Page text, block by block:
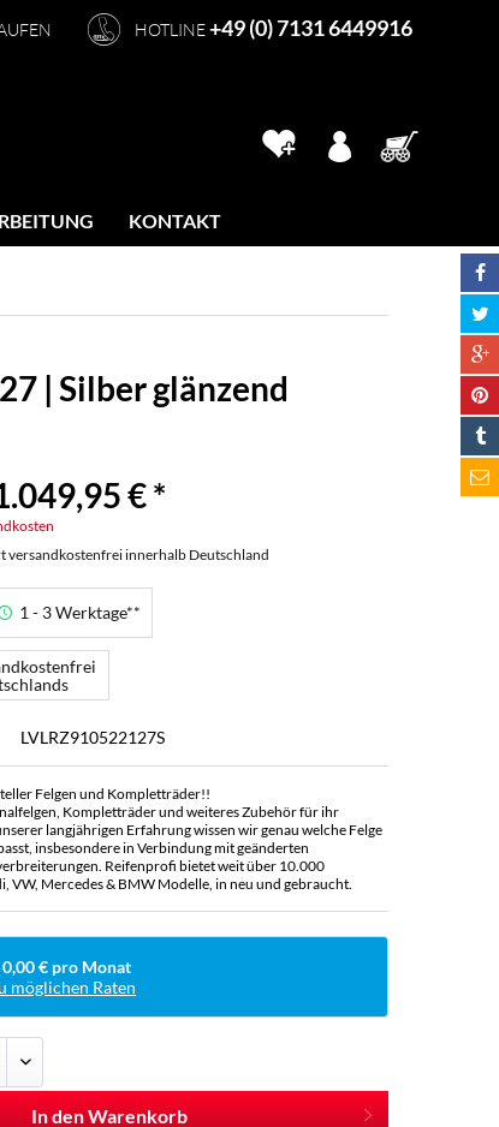
HOTLINE+49 (0) 7131 6449916
KONTAKT
| Silber glänzend
€ *
versandkostenfrei innerhalb Deutschland
1 - 3 Werktage**
LVLRZ910522127S
Felgen und Kompletträder!!
Kompletträder und weiteres Zubehör für ihr
langjährigen Erfahrung wissen wir genau welche Felge
insbesondere in Verbindung mit geänderten
Reifenprofi bietet weit über 10.000
VW, Mercedes & BMW Modelle, in neu und gebraucht.
€ pro Monat
möglichen Raten
In den Warenkorb